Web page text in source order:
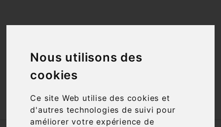
Nous utilisons des
cookies
Ce site Web utilise des cookies et
d'autres technologies de suivi pour
améliorer votre expérience de